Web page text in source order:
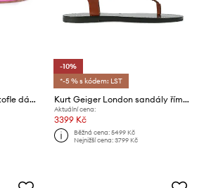
Kurt Geiger London pantofle dámské kožené Kurt Heart T Bar Flat
-10%
*-5 % s kódem: LST
Kurt Geiger London sandály římanky dámské kožené Boho Butterfly Gladiator
Aktuální cena:
3399 Kč
Běžná cena:5499 Kč
Nejnižší cena:3799 Kč